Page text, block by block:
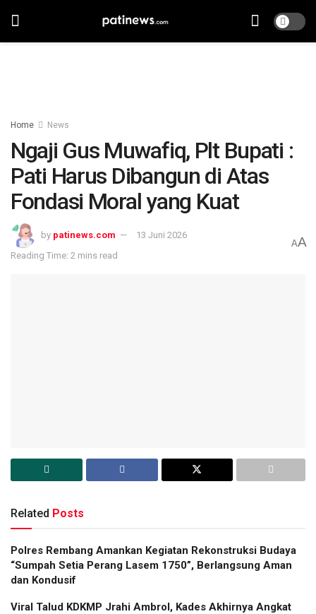
Home News
Ngaji Gus Muwafiq, Plt Bupati :
Pati Harus Dibangun di Atas
Fondasi Moral yang Kuat
by patinews.com
13 Juni 2026
Reading Time: 2 mins read
AA
Related Posts
Polres Rembang Amankan Kegiatan Rekonstruksi Budaya
“Sumpah Setia Perang Lasem 1750”, Berlangsung Aman
dan Kondusif
Viral Talud KDKMP Jrahi Ambrol, Kades Akhirnya Angkat